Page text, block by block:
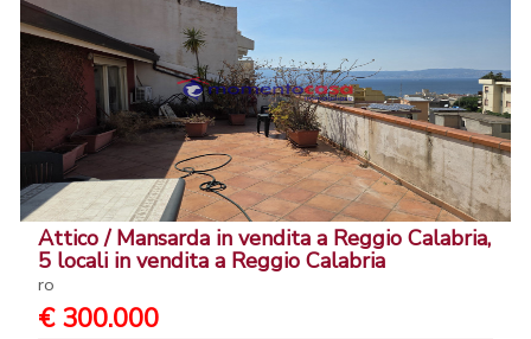
Attico / Mansarda in vendita a Reggio Calabria,
5 locali in vendita a Reggio Calabria
ro
€ 300.000